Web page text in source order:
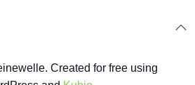
Created for free using